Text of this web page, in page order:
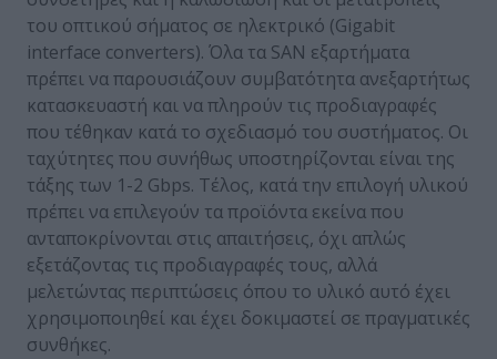
του οπτικού σήματος σε ηλεκτρικό (Gigabit
interface converters). Όλα τα SAN εξαρτήματα
πρέπει να παρουσιάζουν συμβατότητα ανεξαρτήτως
κατασκευαστή και να πληρούν τις προδιαγραφές
που τέθηκαν κατά το σχεδιασμό του συστήματος. Οι
ταχύτητες που συνήθως υποστηρίζονται είναι της
τάξης των 1-2 Gbps. Τέλος, κατά την επιλογή υλικού
πρέπει να επιλεγούν τα προϊόντα εκείνα που
ανταποκρίνονται στις απαιτήσεις, όχι απλώς
εξετάζοντας τις προδιαγραφές τους, αλλά
μελετώντας περιπτώσεις όπου το υλικό αυτό έχει
χρησιμοποιηθεί και έχει δοκιμαστεί σε πραγματικές
συνθήκες.